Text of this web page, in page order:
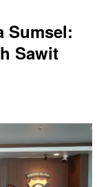
Sumsel:
Sawit